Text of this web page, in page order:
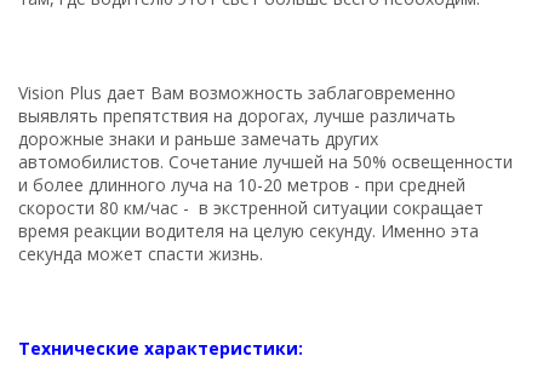
Vision Plus дает Вам возможность заблаговременно
выявлять препятствия на дорогах, лучше различать
дорожные знаки и раньше замечать других
автомобилистов. Сочетание лучшей на 50% освещенности
и более длинного луча на 10-20 метров - при средней
скорости 80 км/час - в экстренной ситуации сокращает
время реакции водителя на целую секунду. Именно эта
секунда может спасти жизнь.
Технические характеристики: